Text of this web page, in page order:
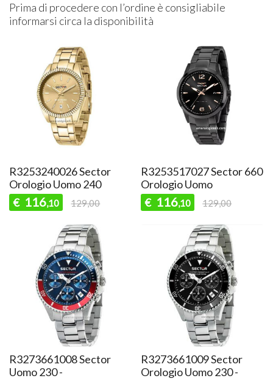
Prima di procedere con l’ordine è consigliabile
informarsi circa la disponibilità
R3253240026 Sector
Orologio Uomo 240
€ 116,10 129,00
R3253517027 Sector 660
Orologio Uomo
€ 116,10 129,00
R3273661008 Sector
Uomo 230 -
R3273661009 Sector
Orologio Uomo 230 -